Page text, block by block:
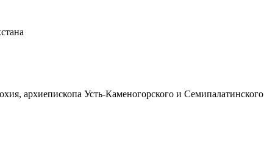
архиепископа Усть-Каменогорского и Семипалатинского